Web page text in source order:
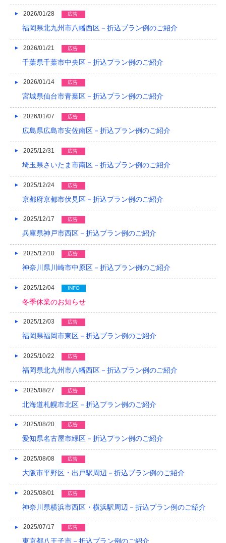
2019/04
2019/03
2019/02
2018/11
2018/10
2018/09
2018/08
2018/07
2018/06
2018/04
2018/03
2018/01
2017/12
2017/11
2017/10
2017/07
2017/06
2017/05
2017/04
2017/03
2017/02
2026/01/28 広告
福岡県北九州市八幡西区－折込プラン例のご紹介
2026/01/21 広告
千葉県千葉市中央区－折込プラン例のご紹介
2026/01/14 広告
宮城県仙台市青葉区－折込プラン例のご紹介
2026/01/07 広告
広島県広島市安佐南区－折込プラン例のご紹介
2025/12/31 広告
埼玉県さいたま市南区－折込プラン例のご紹介
2025/12/24 広告
京都府京都市伏見区－折込プラン例のご紹介
2025/12/17 広告
兵庫県神戸市西区－折込プラン例のご紹介
2025/12/10 広告
神奈川県川崎市中原区－折込プラン例のご紹介
2025/12/04 INFO
冬季休業のお知らせ
2025/12/03 広告
福岡県福岡市東区－折込プラン例のご紹介
2025/10/22 広告
福岡県北九州市八幡西区－折込プラン例のご紹介
2025/08/27 広告
北海道札幌市北区－折込プラン例のご紹介
2025/08/20 広告
愛知県名古屋市緑区－折込プラン例のご紹介
2025/08/08 広告
大阪市平野区・出戸駅周辺－折込プラン例のご紹介
2025/08/01 広告
神奈川県横浜市西区・横浜駅周辺－折込プラン例のご紹介
2025/07/17 広告
東京都八王子市－折込プラン例のご紹介